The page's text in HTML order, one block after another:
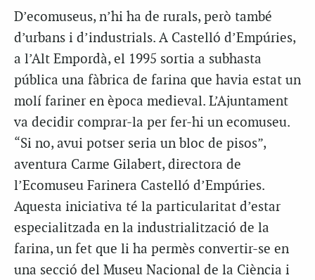
D’ecomuseus, n’hi ha de rurals, però també
d’urbans i d’industrials. A Castelló d’Empúries,
a l’Alt Empordà, el 1995 sortia a subhasta
pública una fàbrica de farina que havia estat un
molí fariner en època medieval. L’Ajuntament
va decidir comprar-la per fer-hi un ecomuseu.
“Si no, avui potser seria un bloc de pisos”,
aventura Carme Gilabert, directora de
l’Ecomuseu Farinera Castelló d’Empúries.
Aquesta iniciativa té la particularitat d’estar
especialitzada en la industrialització de la
farina, un fet que li ha permès convertir-se en
una secció del Museu Nacional de la Ciència i